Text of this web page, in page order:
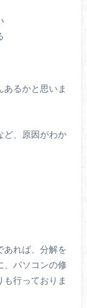
あるかと思いま
ど、原因がわか
あれば、分解を
、パソコンの修
も行っておりま